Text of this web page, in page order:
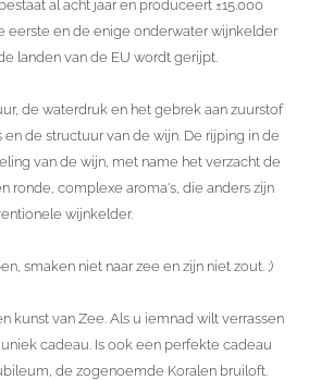
al acht jaar en produceert ±15.000
eerste en de enige onderwater wijnkelder
landen van de EU wordt gerijpt.
de waterdruk en het gebrek aan zuurstof
de structuur van de wijn. De rijping in de
van de wijn, met name het verzacht de
ronde, complexe aroma's, die anders zijn
wijnkelder.
smaken niet naar zee en zijn niet zout. ;)
kunst van Zee. Als u iemnad wilt verrassen
cadeau. Is ook een perfekte cadeau
de zogenoemde Koralen bruiloft.